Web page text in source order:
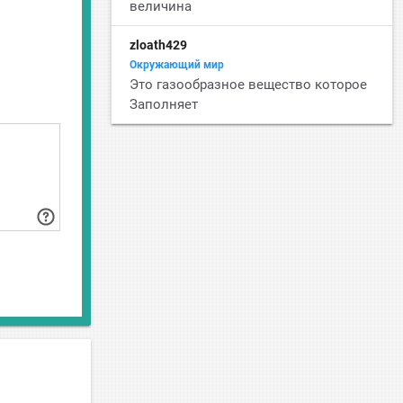
величина
zloath429
Окружающий мир
Это газообразное вещество которое
Заполняет